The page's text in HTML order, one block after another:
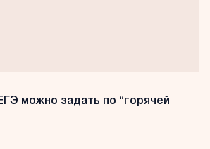
можно задать по “горячей